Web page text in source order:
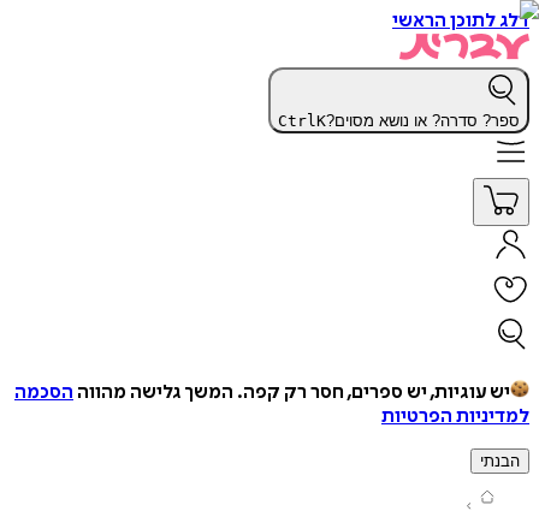
הראשי
סדרה? או נושא מסוים? CtrlK
עוגיות, יש ספרים, חסר רק קפה. המשך גלישה מהווההסכמה
הפרטיות